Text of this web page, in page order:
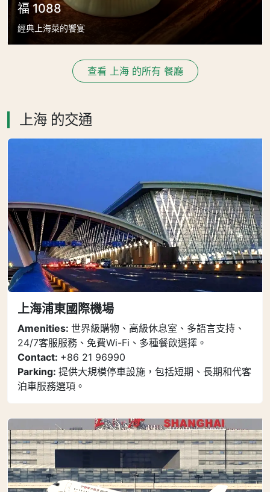
福 1088
經典上海菜的饗宴
查看 上海 的所有 餐廳
上海 的交通
上海浦東國際機場
Amenities: 世界級購物、高級休息室、多語言支持、
24/7客服服務、免費Wi-Fi、多種餐飲選擇。
Contact: +86 21 96990
Parking: 提供大規模停車設施，包括短期、長期和代客
泊車服務選項。